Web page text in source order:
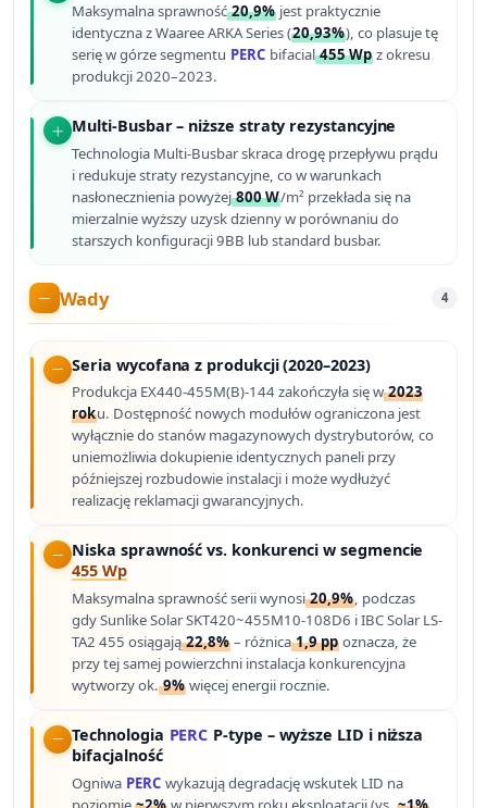
Maksymalna sprawność20,9% jest praktycznie
identyczna z Waaree ARKA Series (20,93%), co plasuje tę
serię w górze segmentu PERC bifacial455 Wp z okresu
produkcji 2020–2023.
Multi-Busbar – niższe straty rezystancyjne
Technologia Multi-Busbar skraca drogę przepływu prądu
i redukuje straty rezystancyjne, co w warunkach
nasłonecznienia powyżej800 W/m² przekłada się na
mierzalnie wyższy uzysk dzienny w porównaniu do
starszych konfiguracji 9BB lub standard busbar.
Wady 4
Seria wycofana z produkcji (2020–2023)
Produkcja EX440-455M(B)-144 zakończyła się w2023
roku. Dostępność nowych modułów ograniczona jest
wyłącznie do stanów magazynowych dystrybutorów, co
uniemożliwia dokupienie identycznych paneli przy
późniejszej rozbudowie instalacji i może wydłużyć
realizację reklamacji gwarancyjnych.
Niska sprawność vs. konkurenci w segmencie
455 Wp
Maksymalna sprawność serii wynosi20,9%, podczas
gdy Sunlike Solar SKT420~455M10-108D6 i IBC Solar LS-
TA2 455 osiągają22,8% – różnica1,9 pp oznacza, że
przy tej samej powierzchni instalacja konkurencyjna
wytworzy ok.9% więcej energii rocznie.
Technologia PERC P-type – wyższe LID i niższa
bifacjalność
Ogniwa PERC wykazują degradację wskutek LID na